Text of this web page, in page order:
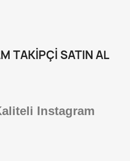
TAKIPÇI SATIN AL
Instagram